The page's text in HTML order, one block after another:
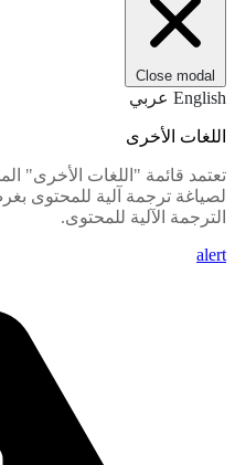
Close modal
English عربي
اللغات الأخرى
تعتمد قائمة "اللغات الأخرى"
لصياغة ترجمة آلية للمحتوى
الترجمة الآلية للمحتوى.
alert